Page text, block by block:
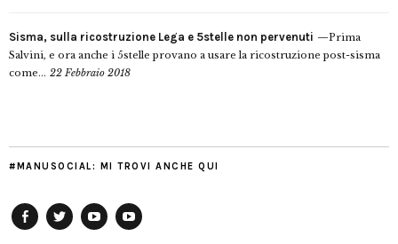
Sisma, sulla ricostruzione Lega e 5stelle non pervenuti
Prima
Salvini, e ora anche i 5stelle provano a usare la ricostruzione post-sisma
come... 22 Febbraio 2018
#MANUSOCIAL: MI TROVI ANCHE QUI